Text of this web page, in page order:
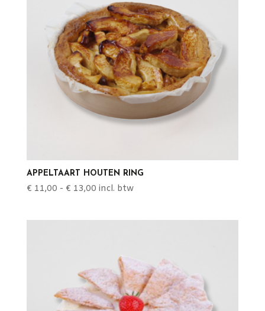
APPELTAART HOUTEN RING
€ 11,00 - € 13,00Prijsklasse:
incl. btw